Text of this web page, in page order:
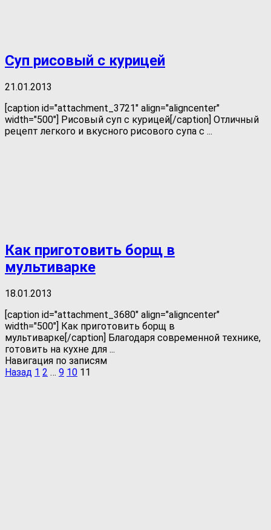
Суп рисовый с курицей
21.01.2013
[caption id="attachment_3721" align="aligncenter"
width="500"] Рисовый суп с курицей[/caption] Отличный
рецепт легкого и вкусного рисового супа с ...
Как приготовить борщ в
мультиварке
18.01.2013
[caption id="attachment_3680" align="aligncenter"
width="500"] Как приготовить борщ в
мультиварке[/caption] Благодаря современной технике,
готовить на кухне для ...
Навигация по записям
Назад 1 2 … 9 10 11